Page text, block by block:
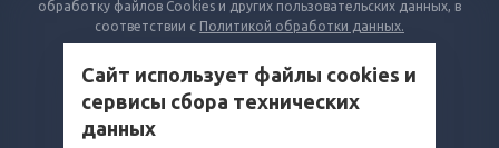
обработку файлов Cookies и других пользовательских данных, в
соответствии с Политикой обработки данных.
Сайт использует файлы cookies и
сервисы сбора технических
данных